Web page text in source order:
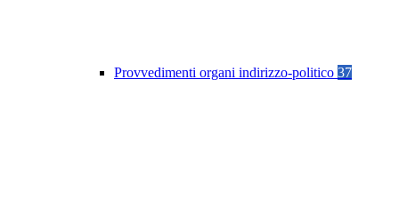
Provvedimenti organi indirizzo-politico 37